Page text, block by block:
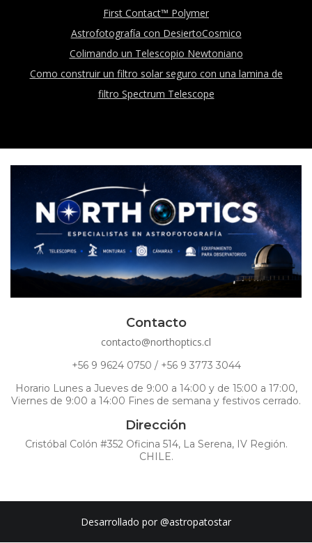
First Contact™ Polymer
Astrofotografía con DesiertoCosmico
Colimando un Telescopio Newtoniano
Como construir un filtro solar seguro con una lamina de
filtro Spectrum Telescope
Contacto
contacto@northoptics.cl
+56 9 9624 0750 / +56 9 3773 3044
Horario Lunes a Jueves de 9:00 a 14:00 y de 15:00 a 17:00,
Viernes de 9:00 a 14:00 Fines de semana y festivos cerrado.
Dirección
Cristóbal Colón #352 Oficina 514, La Serena, IV Región.
CHILE.
Desarrollado por @astropatostar